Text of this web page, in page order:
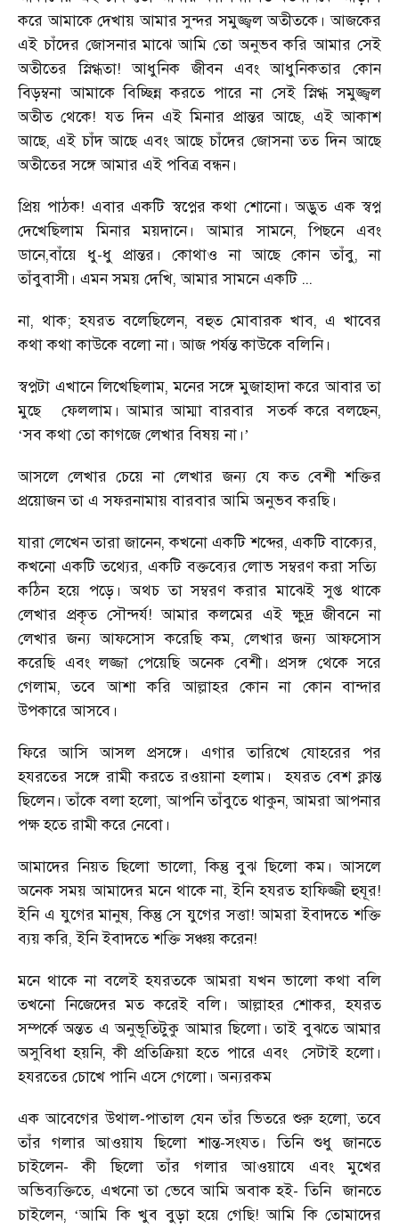
করে আমাকে দেখায় আমার সুন্দর সমুজ্জ্বল অতীতকে। আজকের
এই চাঁদের জোসনার মাঝে আমি তো অনুভব করি আমার সেই
অতীতের স্নিগ্ধতা! আধুনিক জীবন এবং আধুনিকতার কোন
বিড়ম্বনা আমাকে বিচ্ছিন্ন করতে পারে না সেই স্নিগ্ধ সমুজ্জ্বল
অতীত থেকে! যত দিন এই মিনার প্রান্তর আছে, এই আকাশ
আছে, এই চাঁদ আছে এবং আছে চাঁদের জোসনা তত দিন আছে
অতীতের সঙ্গে আমার এই পবিত্র বন্ধন।
প্রিয় পাঠক! এবার একটি স্বপ্নের কথা শোনো। অদ্ভুত এক স্বপ্ন
দেখেছিলাম মিনার ময়দানে। আমার সামনে, পিছনে এবং
ডানে,বাঁয়ে ধু-ধু প্রান্তর। কোথাও না আছে কোন তাঁবু, না
তাঁবুবাসী। এমন সময় দেখি, আমার সামনে একটি ...
না, থাক; হযরত বলেছিলেন, বহুত মোবারক খাব, এ খাবের
কথা কথা কাউকে বলো না। আজ পর্যন্ত কাউকে বলিনি।
স্বপ্নটা এখানে লিখেছিলাম, মনের সঙ্গে মুজাহাদা করে আবার তা
মুছে
ফেললাম। আমার আম্মা বারবার সতর্ক করে বলছেন,
‘সব কথা তো কাগজে লেখার বিষয় না।’
আসলে লেখার চেয়ে না লেখার জন্য যে কত বেশী শক্তির
প্রয়োজন তা এ সফরনামায় বারবার আমি অনুভব করছি।
যারা লেখেন তারা জানেন, কখনো একটি শব্দের, একটি বাক্যের,
কখনো একটি তথ্যের, একটি বক্তব্যের লোভ সম্বরণ করা সত্যি
কঠিন হয়ে পড়ে। অথচ তা সম্বরণ করার মাঝেই সুপ্ত থাকে
লেখার প্রকৃত সৌন্দর্য! আমার কলমের এই ক্ষুদ্র জীবনে না
লেখার জন্য আফসোস করেছি কম, লেখার জন্য আফসোস
করেছি এবং লজ্জা পেয়েছি অনেক বেশী। প্রসঙ্গ থেকে সরে
গেলাম, তবে আশা করি আল্লাহর কোন না কোন বান্দার
উপকারে আসবে।
ফিরে আসি আসল প্রসঙ্গে। এগার তারিখে যোহরের পর
হযরতের সঙ্গে রামী করতে রওয়ানা হলাম।
হযরত বেশ ক্লান্ত
ছিলেন। তাঁকে বলা হলো, আপনি তাঁবুতে থাকুন, আমরা আপনার
পক্ষ হতে রামী করে নেবো।
আমাদের নিয়ত ছিলো ভালো, কিন্তু বুঝ ছিলো কম। আসলে
অনেক সময় আমাদের মনে থাকে না, ইনি হযরত হাফিজ্জী হুযূর!
ইনি এ যুগের মানুষ, কিন্তু সে যুগের সত্তা! আমরা ইবাদতে শক্তি
ব্যয় করি, ইনি ইবাদতে শক্তি সঞ্চয় করেন!
মনে থাকে না বলেই হযরতকে আমরা যখন ভালো কথা বলি
তখনো নিজেদের মত করেই বলি। আল্লাহর শোকর, হযরত
সম্পর্কে অন্তত এ অনুভূতিটুকু আমার ছিলো। তাই বুঝতে আমার
অসুবিধা হয়নি, কী প্রতিক্রিয়া হতে পারে এবং
সেটাই হলো।
হযরতের চোখে পানি এসে গেলো। অন্যরকম
এক আবেগের উথাল-পাতাল যেন তাঁর ভিতরে শুরু হলো, তবে
তাঁর গলার আওয়ায ছিলো শান্ত-সংযত। তিনি শুধু জানতে
চাইলেন- কী ছিলো তাঁর গলার আওয়াযে এবং মুখের
অভিব্যক্তিতে, এখনো তা ভেবে আমি অবাক হই- তিনি জানতে
চাইলেন, ‘আমি কি খুব বুড়া হয়ে গেছি! আমি কি তোমাদের